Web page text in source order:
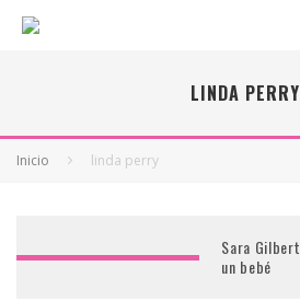
LINDA PERRY
Inicio linda perry
Sara
un bebé